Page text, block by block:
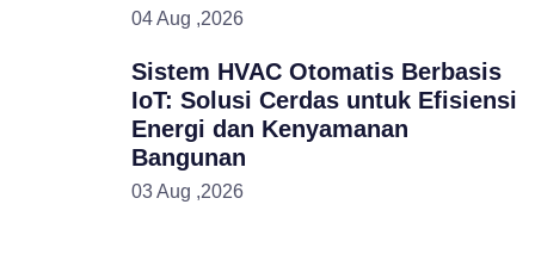
04 Aug ,2026
Sistem HVAC Otomatis Berbasis
IoT: Solusi Cerdas untuk Efisiensi
Energi dan Kenyamanan
Bangunan
03 Aug ,2026